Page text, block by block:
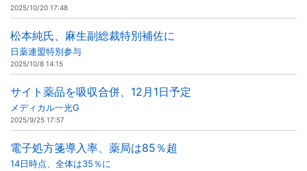
2025/10/20 17:48
松本純氏、麻生副総裁特別補佐に
日薬連盟特別参与
2025/10/8 14:15
サイト薬品を吸収合併、12月1日予定
メディカル一光G
2025/9/25 17:57
電子処方箋導入率、薬局は85％超
14日時点、全体は35％に